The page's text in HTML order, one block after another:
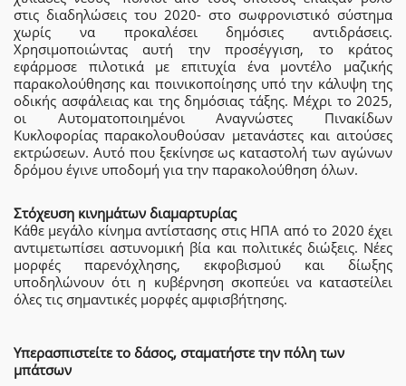
στις διαδηλώσεις του 2020- στο σωφρονιστικό σύστημα
χωρίς να προκαλέσει δημόσιες αντιδράσεις.
Χρησιμοποιώντας αυτή την προσέγγιση, το κράτος
εφάρμοσε πιλοτικά με επιτυχία ένα μοντέλο μαζικής
παρακολούθησης και ποινικοποίησης υπό την κάλυψη της
οδικής ασφάλειας και της δημόσιας τάξης. Μέχρι το 2025,
οι Αυτοματοποιημένοι Αναγνώστες Πινακίδων
Κυκλοφορίας παρακολουθούσαν μετανάστες και αιτούσες
εκτρώσεων. Αυτό που ξεκίνησε ως καταστολή των αγώνων
δρόμου έγινε υποδομή για την παρακολούθηση όλων.
Στόχευση κινημάτων διαμαρτυρίας
Κάθε μεγάλο κίνημα αντίστασης στις ΗΠΑ από το 2020 έχει
αντιμετωπίσει αστυνομική βία και πολιτικές διώξεις. Νέες
μορφές παρενόχλησης, εκφοβισμού και δίωξης
υποδηλώνουν ότι η κυβέρνηση σκοπεύει να καταστείλει
όλες τις σημαντικές μορφές αμφισβήτησης.
Υπερασπιστείτε το δάσος, σταματήστε την πόλη των
μπάτσων